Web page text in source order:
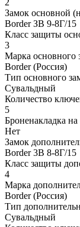
Замок основной
Border ЗВ 9-8Г/15
Класс защиты
3
Марка основного
Border (Россия)
Тип основного
Сувальдный
Количество
5
Броненакладка
Нет
Замок
Border 3В 8-8Г/15
Класс защиты
4
Марка
Border (Россия)
Тип
Сувальдный